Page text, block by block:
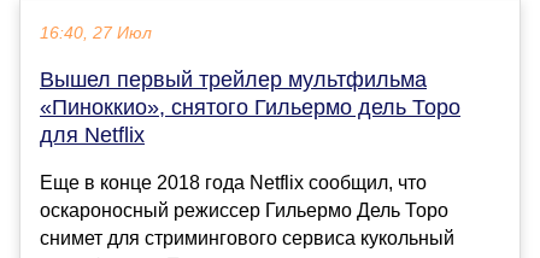
16:40, 27 Июл
Вышел первый трейлер мультфильма
«Пиноккио», снятого Гильермо дель Торо
для Netflix
Еще в конце 2018 года Netflix сообщил, что
оскароносный режиссер Гильермо Дель Торо
снимет для стримингового сервиса кукольный